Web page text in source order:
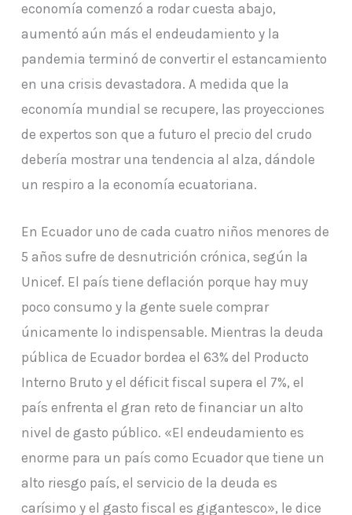
economía comenzó a rodar cuesta abajo,
aumentó aún más el endeudamiento y la
pandemia terminó de convertir el estancamiento
en una crisis devastadora. A medida que la
economía mundial se recupere, las proyecciones
de expertos son que a futuro el precio del crudo
debería mostrar una tendencia al alza, dándole
un respiro a la economía ecuatoriana.
En Ecuador uno de cada cuatro niños menores de
5 años sufre de desnutrición crónica, según la
Unicef. El país tiene deflación porque hay muy
poco consumo y la gente suele comprar
únicamente lo indispensable. Mientras la deuda
pública de Ecuador bordea el 63% del Producto
Interno Bruto y el déficit fiscal supera el 7%, el
país enfrenta el gran reto de financiar un alto
nivel de gasto público. «El endeudamiento es
enorme para un país como Ecuador que tiene un
alto riesgo país, el servicio de la deuda es
carísimo y el gasto fiscal es gigantesco», le dice